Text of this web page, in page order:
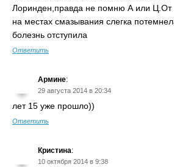
Лоринден,правда не помню А или Ц.От
на местах смазывания слегка
болезнь отступила
Ответить
Армине:
29 августа 2014 в 20:34
лет 15 уже прошло))
Ответить
Кристина:
10 октября 2014 в 9:38